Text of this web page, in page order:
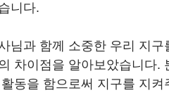
니다.
님과 함께 소중한 우리 지
차이점을 알아보았습니다.
동을 함으로써 지구를 지